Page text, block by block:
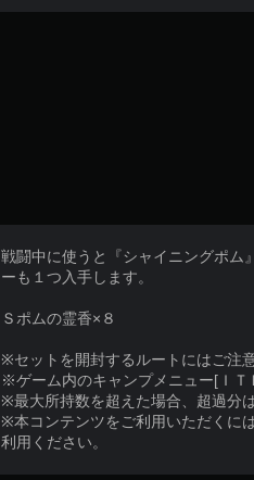
戦闘中に使うと『シャイニングポム
ーも１つ入手します。
Ｓポムの霊香×８
※セットを開封するルートにはご注
※ゲーム内のキャンプメニュー[ＩＴ
※最大所持数を超えた場合、超過分
※本コンテンツをご利用いただくに
利用ください。